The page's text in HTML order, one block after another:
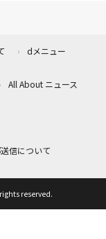
dメニュー
All About ニュース
信について
reserved.